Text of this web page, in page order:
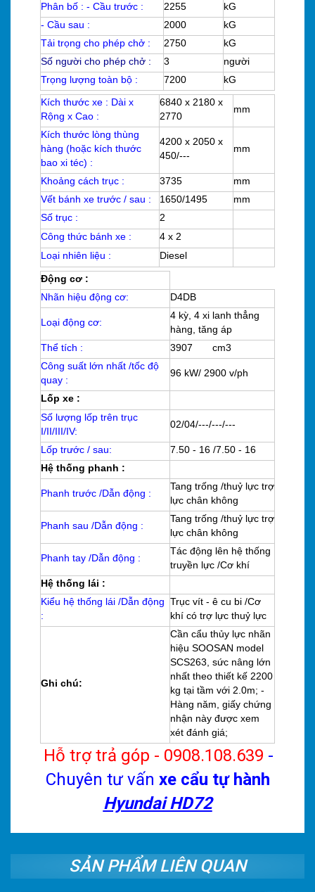
Phân bố : - Cầu trước :
2255
kG
- Cầu sau :
2000
kG
Tải trọng cho phép chở :
2750
kG
Số người cho phép chở :
3
người
Trọng lượng toàn bộ :
7200
kG
Kích thước xe : Dài x
Rộng x Cao :
6840 x 2180 x
2770
mm
Kích thước lòng thùng
hàng (hoặc kích thước
bao xi téc) :
4200 x 2050 x
450/---
mm
Khoảng cách trục : 3735
mm
Vết bánh xe trước / sau :
1650/1495
mm
Số trục :
2
Công thức bánh xe :
4 x 2
Loại nhiên liệu :
Diesel
Động cơ :
Nhãn hiệu động cơ:
D4DB
Loại động cơ:
4 kỳ, 4 xi lanh thẳng
hàng, tăng áp
Thể tích :
3907 cm3
Công suất lớn nhất /tốc độ
quay :
96 kW/ 2900 v/ph
Lốp xe :
Số lượng lốp trên trục
I/II/III/IV:
02/04/---/---/---
Lốp trước / sau:
7.50 - 16 /7.50 - 16
Hệ thống phanh :
Phanh trước /Dẫn động :
Tang trống /thuỷ lực trợ
lực chân không
Phanh sau /Dẫn động :
Tang trống /thuỷ lực trợ
lực chân không
Phanh tay /Dẫn động :
Tác động lên hệ thống
truyền lực /Cơ khí
Hệ thống lái :
Kiểu hệ thống lái /Dẫn động
:
Trục vít - ê cu bi /Cơ
khí có trợ lực thuỷ lực
Ghi chú:
Cần cẩu thủy lực nhãn
hiệu SOOSAN model
SCS263, sức nâng lớn
nhất theo thiết kế 2200
kg tại tầm với 2.0m; -
Hàng năm, giấy chứng
nhận này được xem
xét đánh giá;
Hỗ trợ trả góp - 0908.108.639 -
Chuyên tư vấn xe cẩu tự hành
Hyundai HD72
SẢN PHẨM LIÊN QUAN